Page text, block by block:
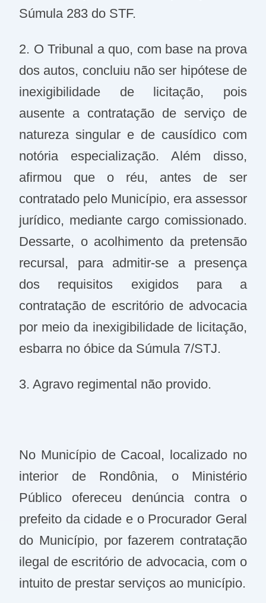
Súmula 283 do STF.
2. O Tribunal a quo, com base na prova
dos autos, concluiu não ser hipótese de
inexigibilidade de licitação, pois
ausente a contratação de serviço de
natureza singular e de causídico com
notória especialização. Além disso,
afirmou que o réu, antes de ser
contratado pelo Município, era assessor
jurídico, mediante cargo comissionado.
Dessarte, o acolhimento da pretensão
recursal, para admitir-se a presença
dos requisitos exigidos para a
contratação de escritório de advocacia
por meio da inexigibilidade de licitação,
esbarra no óbice da Súmula 7/STJ.
3. Agravo regimental não provido.
No Município de Cacoal, localizado no
interior de Rondônia, o Ministério
Público ofereceu denúncia contra o
prefeito da cidade e o Procurador Geral
do Município, por fazerem contratação
ilegal de escritório de advocacia, com o
intuito de prestar serviços ao município.